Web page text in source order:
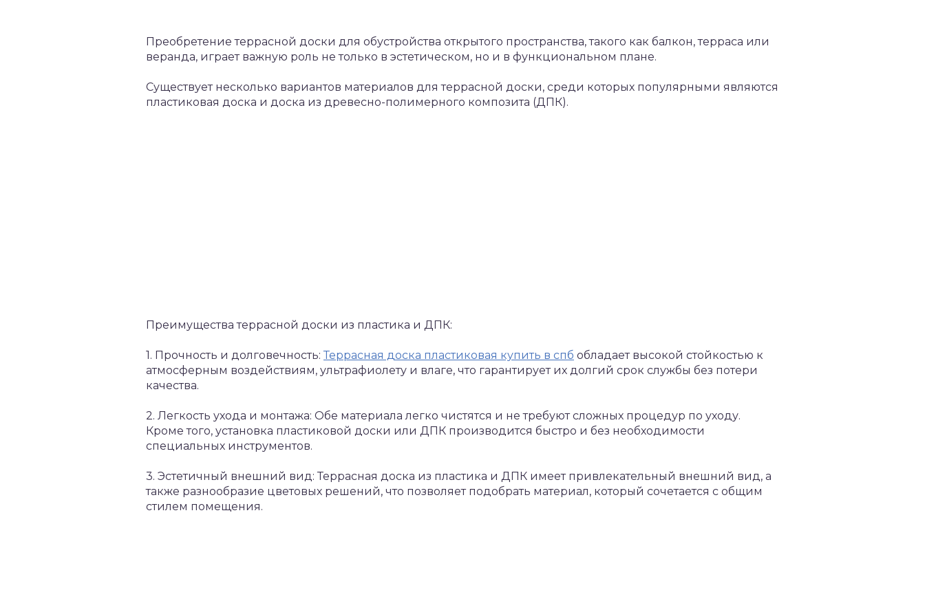
Преобретение террасной доски для обустройства открытого пространства, такого как балкон, терраса или
веранда, играет важную роль не только в эстетическом, но и в функциональном плане.
Существует несколько вариантов материалов для террасной доски, среди которых популярными являются
пластиковая доска и доска из древесно-полимерного композита (ДПК).
Преимущества террасной доски из пластика и ДПК:
1. Прочность и долговечность: Террасная доска пластиковая купить в спб обладает высокой стойкостью к
атмосферным воздействиям, ультрафиолету и влаге, что гарантирует их долгий срок службы без потери
качества.
2. Легкость ухода и монтажа: Обе материала легко чистятся и не требуют сложных процедур по уходу.
Кроме того, установка пластиковой доски или ДПК производится быстро и без необходимости
специальных инструментов.
3. Эстетичный внешний вид: Террасная доска из пластика и ДПК имеет привлекательный внешний вид, а
также разнообразие цветовых решений, что позволяет подобрать материал, который сочетается с общим
стилем помещения.